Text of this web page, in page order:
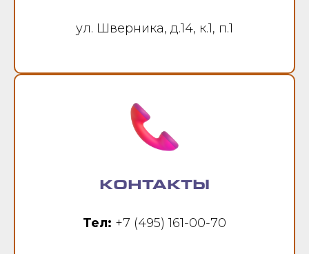
ул. Шверника, д.14, к.1, п.1
КОНТАКТЫ
Тел: +7 (495) 161-00-70